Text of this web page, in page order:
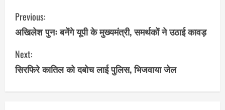
C
o
n
Previous:
अखिलेश पुनः बनेंगे यूपी के मुख्यमंत्री, समर्थकों ने उठाई कावड़
Next:
सिरफिरे कातिल को दबोच लाई पुलिस, भिजवाया जेल